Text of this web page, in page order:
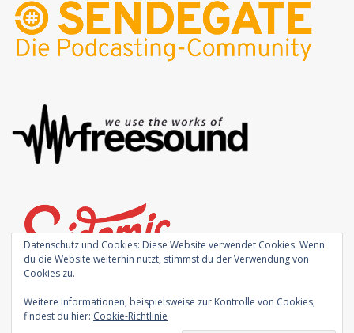
Datenschutz und Cookies: Diese Website verwendet Cookies. Wenn
du die Website weiterhin nutzt, stimmst du der Verwendung von
Cookies zu.
Weitere Informationen, beispielsweise zur Kontrolle von Cookies,
findest du hier: Cookie-Richtlinie